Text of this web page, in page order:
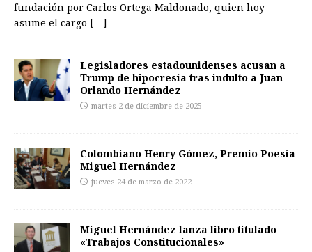
fundación por Carlos Ortega Maldonado, quien hoy
asume el cargo […]
Legisladores estadounidenses acusan a
Trump de hipocresía tras indulto a Juan
Orlando Hernández
martes 2 de diciembre de 2025
Colombiano Henry Gómez, Premio Poesía
Miguel Hernández
jueves 24 de marzo de 2022
Miguel Hernández lanza libro titulado
«Trabajos Constitucionales»